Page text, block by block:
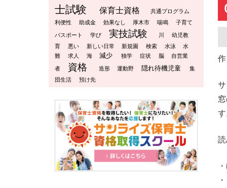
す
士試験
保育士資格
共通プログラム
利便性
助成金 効果なし 厚木市 喘鳴
子育て
パスポート
学び 実技試験 川
幼児教
育
悪い 新しい日常 新規園 検索 水泳
水
難
求人 海 減少 独学 症状 脳
自営業
者
資格 造形 運動野 隠れ待機児童
集
団生活
預け先